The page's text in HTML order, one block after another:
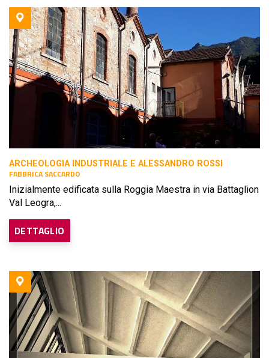
ARCHEOLOGIA INDUSTRIALE E ALESSANDRO ROSSI
FABBRICA SACCARDO
Inizialmente edificata sulla Roggia Maestra in via Battaglion
Val Leogra,...
DETTAGLIO